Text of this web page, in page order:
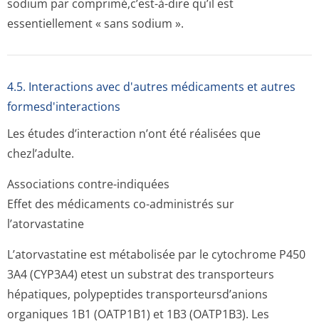
sodium par comprimé,c’est-à-dire qu’il est
essentiellement « sans sodium ».
4.5. Interactions avec d'autres médicaments et autres
formesd'interactions
Les études d’interaction n’ont été réalisées que
chezl’adulte.
Associations contre-indiquées
Effet des médicaments co-administrés sur
l’atorvastatine
L’atorvastatine est métabolisée par le cytochrome P450
3A4 (CYP3A4) etest un substrat des transporteurs
hépatiques, polypeptides transporteursd’a­nions
organiques 1B1 (OATP1B1) et 1B3 (OATP1B3). Les